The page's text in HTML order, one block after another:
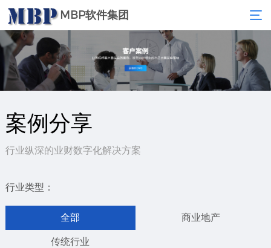
MBP软件集团
案例分享
行业纵深的业财数字化解决方案
行业类型：
全部 商业地产
传统行业